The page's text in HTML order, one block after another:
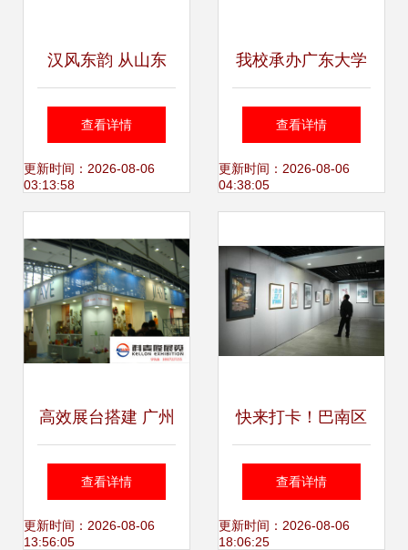
汉风东韵 从山东
看“雄踞东方”的长
沙展览
查看详情
更新时间：2026-08-06
03:13:58
我校承办广东大学
生书画艺术作品大
赛优秀作品展
查看详情
更新时间：2026-08-06
04:38:05
高效展台搭建 广州
展会服务的四大关
键点
查看详情
更新时间：2026-08-06
13:56:05
快来打卡！巴南区
2025年迎新美术展
惊艳亮相
查看详情
更新时间：2026-08-06
18:06:25